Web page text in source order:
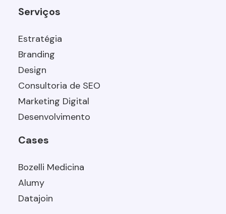
Serviços
Estratégia
Branding
Design
Consultoria de SEO
Marketing Digital
Desenvolvimento
Cases
Bozelli Medicina
Alumy
Datajoin